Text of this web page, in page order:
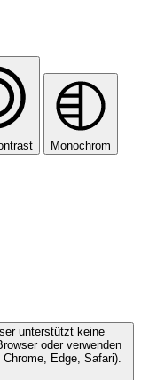
Monochrom
unterstützt keine
oder verwenden
Edge, Safari).